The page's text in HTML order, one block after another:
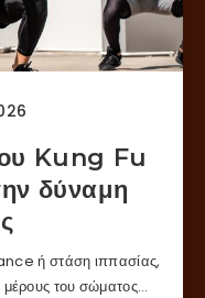
Kung Fu
δύναμη
ή στάση ιππασίας,
του σώματος…